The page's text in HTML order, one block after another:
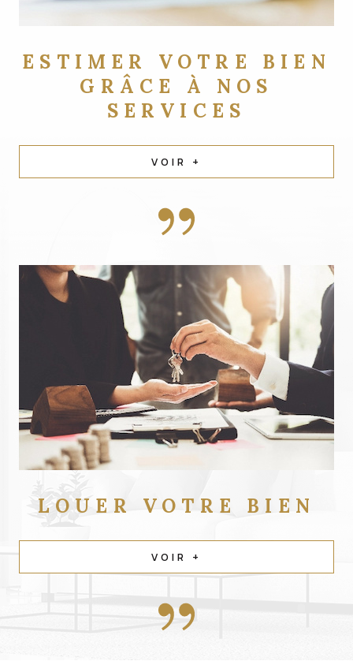
ESTIMER VOTRE BIEN
GRÂCE À NOS
SERVICES
VOIR +
LOUER VOTRE BIEN
VOIR +